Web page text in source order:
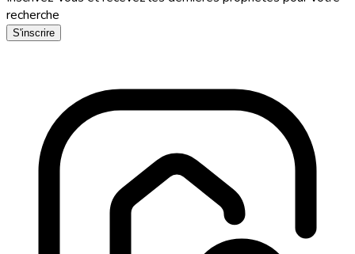
recherche
S'inscrire